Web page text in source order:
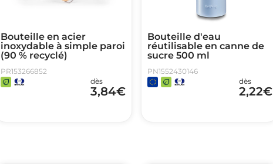
Bouteille en acier
inoxydable à simple paroi
(90 % recyclé)
PR153266852
dès
3,84€
Bouteille d'eau
réutilisable en canne de
sucre 500 ml
PN1552430146
dès
2,22€